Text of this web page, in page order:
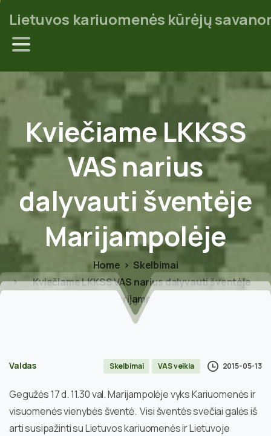
Lietuvos kariuomenės kūrėjų
KviečiameLKKSS
VAS narius
dalyvauti šventėje
Marijampolėje
Home
Skelbimai
Kviečiame LKKSS VAS narius dalyvauti šventėje
Marijampolėje
Valdas Skelbimai VAS veikla 2015-05-13
Gegužės 17 d. 11.30 val. Marijampolėje vyks Kariuomenės ir
visuomenės vienybės šventė. Visi šventės svečiai galės iš
arti susipažinti su Lietuvos kariuomenės ir Lietuvoje